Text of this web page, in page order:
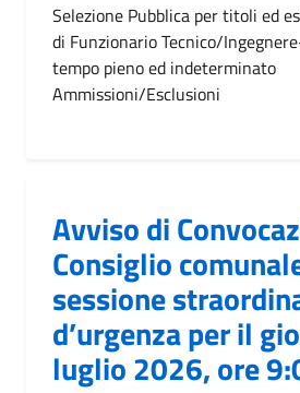
Selezione Pubblica per titoli ed
di Funzionario Tecnico/
tempo pieno ed indeterminato
Ammissioni/Esclusioni
Avviso di
Consiglio
sessione
d’urgenza per il
luglio 2026, ore